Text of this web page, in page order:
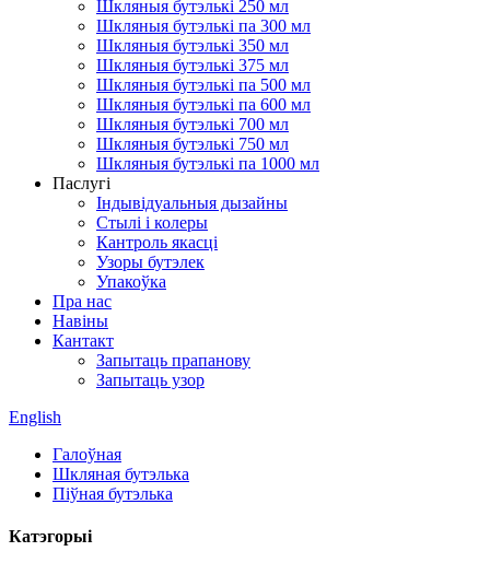
Шкляныя бутэлькі 250 мл
Шкляныя бутэлькі па 300 мл
Шкляныя бутэлькі 350 мл
Шкляныя бутэлькі 375 мл
Шкляныя бутэлькі па 500 мл
Шкляныя бутэлькі па 600 мл
Шкляныя бутэлькі 700 мл
Шкляныя бутэлькі 750 мл
Шкляныя бутэлькі па 1000 мл
Паслугі
Індывідуальныя дызайны
Стылі і колеры
Кантроль якасці
Узоры бутэлек
Упакоўка
Пра нас
Навіны
Кантакт
Запытаць прапанову
Запытаць узор
English
Галоўная
Шкляная бутэлька
Піўная бутэлька
Катэгорыі